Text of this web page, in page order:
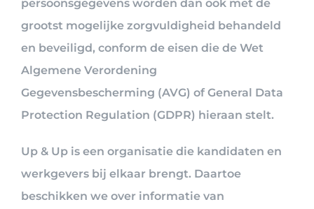
persoonsgegevens worden dan ook met de
grootst mogelijke zorgvuldigheid behandeld
en beveiligd, conform de eisen die de Wet
Algemene Verordening
Gegevensbescherming (AVG) of General Data
Protection Regulation (GDPR) hieraan stelt.
Up & Up is een organisatie die kandidaten en
werkgevers bij elkaar brengt. Daartoe
beschikken we over informatie van